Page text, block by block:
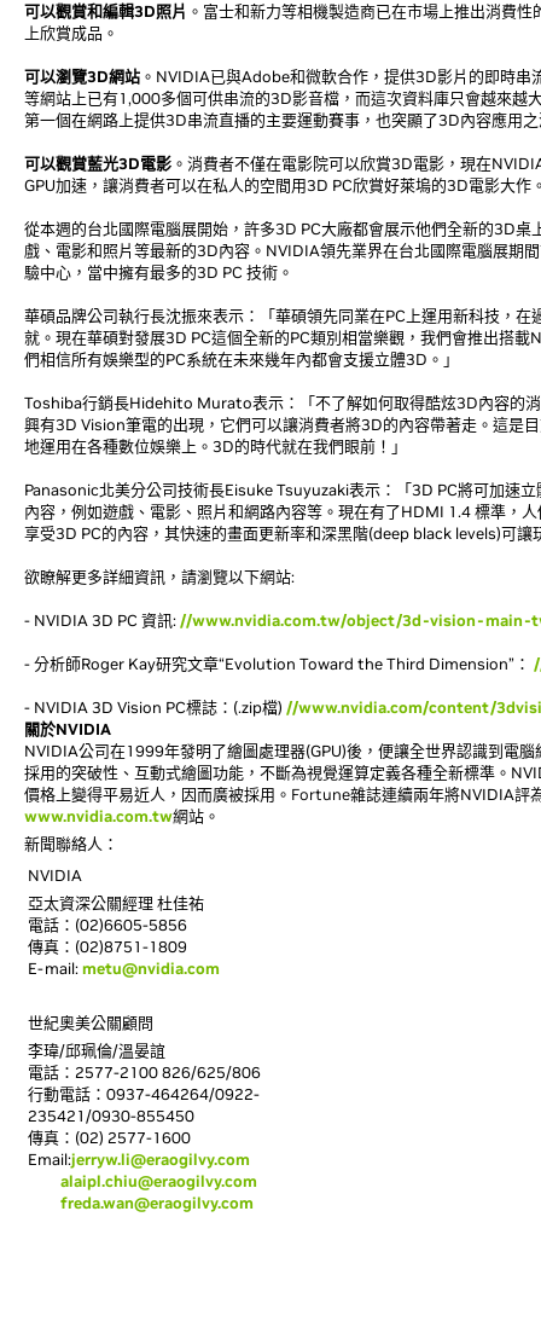
可以觀賞和編輯3D照片 。富士和新力等相機製造商已在市場上推出消費
上欣賞成品。
可以瀏覽3D網站 。NVIDIA已與Adobe和微軟合作，提供3D影片的即時
等網站上已有1,000多個可供串流的3D影音檔，而這次資料庫只會越來
第一個在網路上提供3D串流直播的主要運動賽事，也突顯了3D內容應用
可以觀賞藍光3D電影 。消費者不僅在電影院可以欣賞3D電影，現在
GPU加速，讓消費者可以在私人的空間用3D PC欣賞好萊塢的3D電影大作
從本週的台北國際電腦展開始，許多3D PC大廠都會展示他們全新的3D
戲、電影和照片等最新的3D內容。NVIDIA領先業界在台北國際電腦展期
驗中心，當中擁有最多的3D PC 技術。
華碩品牌公司執行長沈振來表示：「華碩領先同業在PC上運用新科技，
就。現在華碩對發展3D PC這個全新的PC類別相當樂觀，我們會推出搭
們相信所有娛樂型的PC系統在未來幾年內都會支援立體3D。」
Toshiba行銷長Hidehito Murato表示：「不了解如何取得酷炫3D內容的
興有3D Vision筆電的出現，它們可以讓消費者將3D的內容帶著走。這是
地運用在各種數位娛樂上。3D的時代就在我們眼前！」
Panasonic北美分公司技術長Eisuke Tsuyuzaki表示：「3D PC將可加速
內容，例如遊戲、電影、照片和網路內容等。現在有了HDMI 1.4 標準，
享受3D PC的內容，其快速的畫面更新率和深黑階(deep black levels)可
欲瞭解更多詳細資訊，請瀏覽以下網站:
- NVIDIA 3D PC 資訊://www.nvidia.com.tw/object/3d-vision-main-
- 分析師Roger Kay研究文章“Evolution Toward the Third Dimension”：
- NVIDIA 3D Vision PC標誌：(.zip檔) //www.nvidia.com/content/
關於NVIDIA
NVIDIA公司在1999年發明了繪圖處理器(GPU)後，便讓全世界認識到電
採用的突破性、互動式繪圖功能，不斷為視覺運算定義各種全新標準。
價格上變得平易近人，因而廣被採用。 Fortune雜誌連續兩年將NVIDIA評
www.nvidia.com.tw網站。
新聞聯絡人：
NVIDIA
亞太資深公關經理 杜佳祐
電話：(02)6605-5856
傳真：(02)8751-1809
E-mail:metu@nvidia.com
世紀奧美公關顧問
李瑋/邱珮倫/溫晏誼
電話：2577-2100 826/625/806
行動電話：0937-464264/0922-
235421/0930-855450
傳真：(02) 2577-1600
Email:jerryw.li@eraogilvy.com
alaipl.chiu@eraogilvy.com
freda.wan@eraogilvy.com